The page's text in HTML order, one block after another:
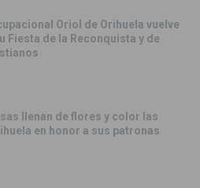
Oriol de Orihuela vuelve
Fiesta de la Reconquista y de
llenan de flores y color las
en honor a sus patronas